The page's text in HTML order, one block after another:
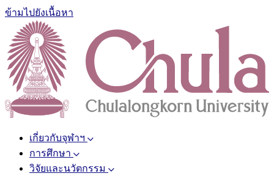
ข้ามไปยังเนื้อหา
เกี่ยวกับจุฬาฯ
การศึกษา
วิจัยและนวัตกรรม